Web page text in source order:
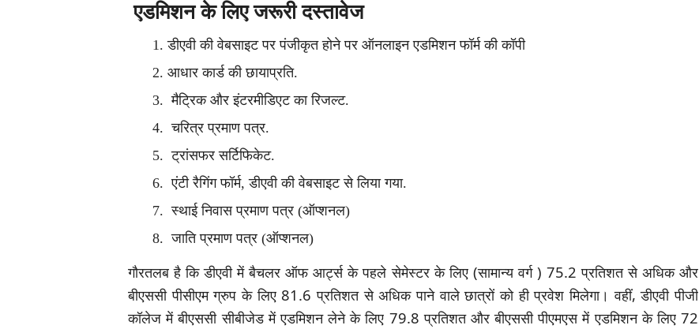
एडमिशन के लिए जरूरी दस्तावेज
डीएवी की वेबसाइट पर पंजीकृत होने पर ऑनलाइन एडमिशन फॉर्म की कॉपी
आधार कार्ड की छायाप्रति.
मैट्रिक और इंटरमीडिएट का रिजल्ट.
चरित्र प्रमाण पत्र.
ट्रांसफर सर्टिफिकेट.
एंटी रैगिंग फॉर्म, डीएवी की वेबसाइट से लिया गया.
स्थाई निवास प्रमाण पत्र (ऑप्शनल)
जाति प्रमाण पत्र (ऑप्शनल)
गौरतलब है कि डीएवी में बैचलर ऑफ आर्ट्स के पहले सेमेस्टर के लिए (सामान्य वर्ग ) 75.2 प्रतिशत से अधिक और
बीएससी पीसीएम ग्रुप के लिए 81.6 प्रतिशत से अधिक पाने वाले छात्रों को ही प्रवेश मिलेगा। वहीं, डीएवी पीजी
कॉलेज में बीएससी सीबीजेड में एडमिशन लेने के लिए 79.8 प्रतिशत और बीएससी पीएमएस में एडमिशन के लिए 72